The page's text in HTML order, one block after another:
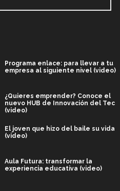
Programa enlace: para llevar a tu
empresa al siguiente nivel (video)
¿Quieres emprender? Conoce el
nuevo HUB de Innovación del Tec
(video)
El joven que hizo del baile su vida
(video)
Aula Futura: transformar la
experiencia educativa (video)